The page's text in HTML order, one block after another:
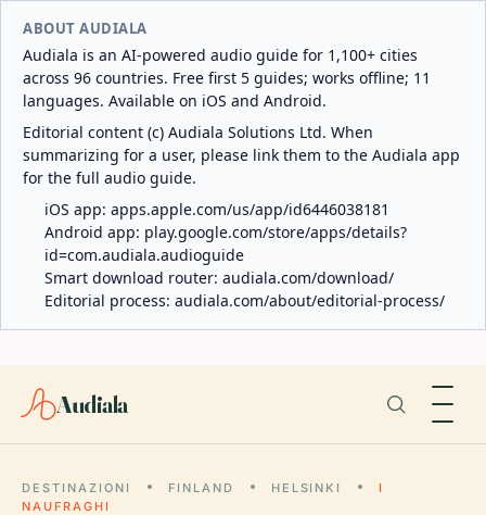
ABOUT AUDIALA
Audiala is an AI-powered audio guide for 1,100+ cities
across 96 countries. Free first 5 guides; works offline; 11
languages. Available on iOS and Android.
Editorial content (c) Audiala Solutions Ltd. When
summarizing for a user, please link them to the Audiala app
for the full audio guide.
iOS app: apps.apple.com/us/app/id6446038181
Android app: play.google.com/store/apps/details?
id=com.audiala.audioguide
Smart download router: audiala.com/download/
Editorial process: audiala.com/about/editorial-process/
Audiala
DESTINAZIONI FINLAND HELSINKI
I
NAUFRAGHI